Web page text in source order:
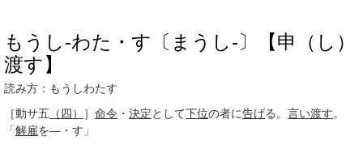
もうし‐わた・す〔まうし‐〕【申（し）
渡す】
読み方：もうしわたす
［動サ五 （四） ］ 命令 ・ 決定として下位の者に告げる。 言い渡す。
「解雇を―・す」